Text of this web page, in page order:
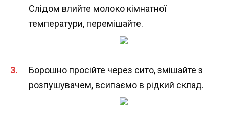
Слідом влийте молоко кімнатної
температури, перемішайте.
Борошно просійте через сито, змішайте з
розпушувачем, всипаємо в рідкий склад.